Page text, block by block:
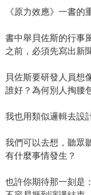
《原力效應》一書的
書中舉貝佐斯的行事
之前，必須先寫出新
貝佐斯要研發人員想
誰好？為何別人掏腰
我也用類似邏輯去設
我們可以去想，聽眾
有什麼事情發生？
也許你期待那一刻是